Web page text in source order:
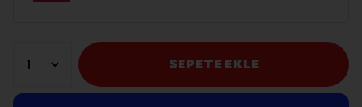
SEPETE EKLE